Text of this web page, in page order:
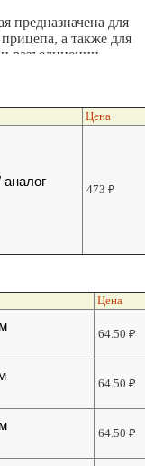
предназначена для
а также для
разъединении
Цена
473₽
Цена
64.50₽
64.50₽
64.50₽